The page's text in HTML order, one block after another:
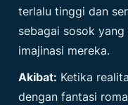
terlalu tinggi dan
sebagai sosok
imajinasi mereka.
Akibat: Ketika
dengan fantasi